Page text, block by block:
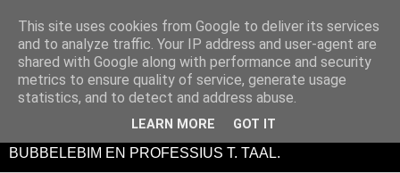
DE BUBBELEBIM IS EEN (ANTI)LITERAIR EN
PERFORMANCEVIDUO BESTAANDE UIT SIM SALA
BUBBELEBIM EN PROFESSIUS T. TAAL.
This site uses cookies from Google to deliver its services
and to analyze traffic. Your IP address and user-agent are
shared with Google along with performance and security
metrics to ensure quality of service, generate usage
statistics, and to detect and address abuse.
LEARN MORE GOT IT